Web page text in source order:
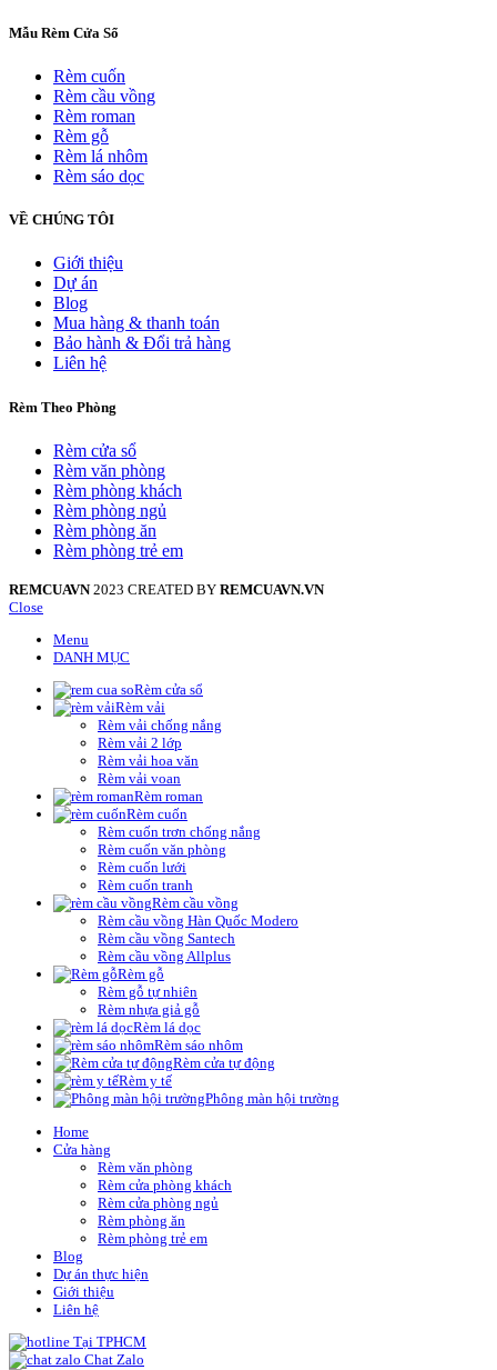
Mẫu Rèm Cửa Sổ
Rèm cuốn
Rèm cầu vồng
Rèm roman
Rèm gỗ
Rèm lá nhôm
Rèm sáo dọc
VỀ CHÚNG TÔI
Giới thiệu
Dự án
Blog
Mua hàng & thanh toán
Bảo hành & Đổi trả hàng
Liên hệ
Rèm Theo Phòng
Rèm cửa sổ
Rèm văn phòng
Rèm phòng khách
Rèm phòng ngủ
Rèm phòng ăn
Rèm phòng trẻ em
REMCUAVN 2023 CREATED BY REMCUAVN.VN
Close
Menu
DANH MỤC
Rèm cửa sổ
Rèm vải
Rèm vải chống nắng
Rèm vải 2 lớp
Rèm vải hoa văn
Rèm vải voan
Rèm roman
Rèm cuốn
Rèm cuốn trơn chống nắng
Rèm cuốn văn phòng
Rèm cuốn lưới
Rèm cuốn tranh
Rèm cầu vồng
Rèm cầu vồng Hàn Quốc Modero
Rèm cầu vồng Santech
Rèm cầu vồng Allplus
Rèm gỗ
Rèm gỗ tự nhiên
Rèm nhựa giả gỗ
Rèm lá dọc
Rèm sáo nhôm
Rèm cửa tự động
Rèm y tế
Phông màn hội trường
Home
Cửa hàng
Rèm văn phòng
Rèm cửa phòng khách
Rèm cửa phòng ngủ
Rèm phòng ăn
Rèm phòng trẻ em
Blog
Dự án thực hiện
Giới thiệu
Liên hệ
Tại TPHCM
Chat Zalo